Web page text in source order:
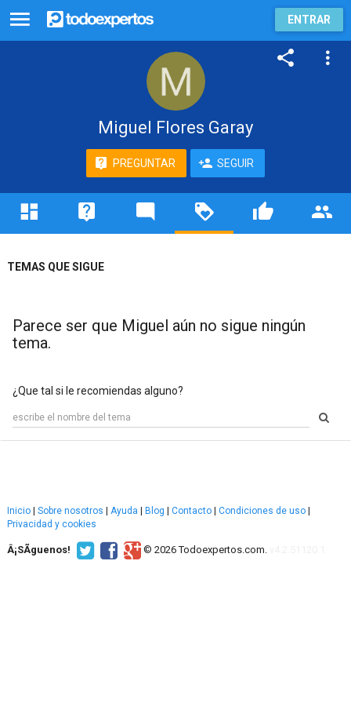
ENTRAR
Miguel Flores Garay
PREGUNTAR SEGUIR
TEMAS QUE SIGUE
Parece ser que Miguel aún no sigue ningún
tema.
¿Que tal si le recomiendas alguno?
Inicio Sobre nosotros Ayuda Blog Contacto Condiciones de uso
Privacidad y cookies
Â¡SÃ­guenos! © 2026 Todoexpertos.com.